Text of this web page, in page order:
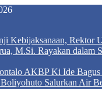
Kebijaksanaan, Rektor
M.Si. Rayakan dalam
AKBP Ki Ide
Salurkan Air